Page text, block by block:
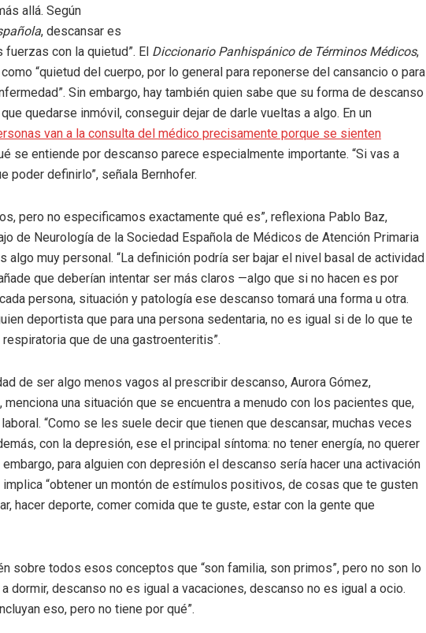
allá. Según
, descansar es
con la quietud”. El Diccionario Panhispánico de Términos Médicos,
“quietud del cuerpo, por lo general para reponerse del cansancio o para
Sin embargo, hay también quien sabe que su forma de descanso
quedarse inmóvil, conseguir dejar de darle vueltas a algo. En un
van a la consulta del médico precisamente porque se sienten
se entiende por descanso parece especialmente importante. “Si vas a
poder definirlo”, señala Bernhofer.
pero no especificamos exactamente qué es”, reflexiona Pablo Baz,
de Neurología de la Sociedad Española de Médicos de Atención Primaria
algo muy personal. “La definición podría ser bajar el nivel basal de actividad
que deberían intentar ser más claros —algo que si no hacen es por
persona, situación y patología ese descanso tomará una forma u otra.
deportista que para una persona sedentaria, no es igual si de lo que te
que de una gastroenteritis”.
de ser algo menos vagos al prescribir descanso, Aurora Gómez,
una situación que se encuentra a menudo con los pacientes que,
“Como se les suele decir que tienen que descansar, muchas veces
con la depresión, ese el principal síntoma: no tener energía, no querer
para alguien con depresión el descanso sería hacer una activación
implica “obtener un montón de estímulos positivos, de cosas que te gusten
hacer deporte, comer comida que te guste, estar con la gente que
sobre todos esos conceptos que “son familia, son primos”, pero no son lo
dormir, descanso no es igual a vacaciones, descanso no es igual a ocio.
eso, pero no tiene por qué”.